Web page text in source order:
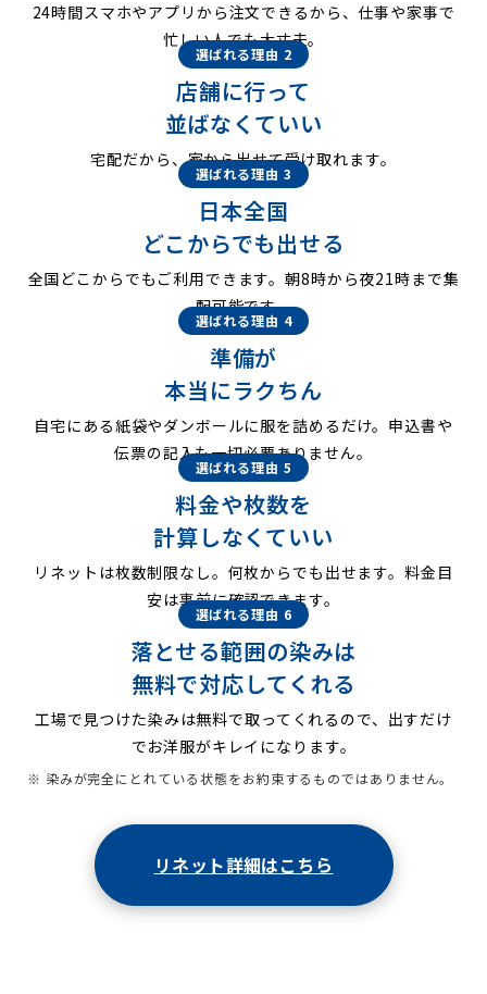
24時間スマホやアプリから注文できるから、仕事や家事で
忙しい人でも大丈夫。
選ばれる理由 2
店舗に行って
並ばなくていい
宅配だから、家から出せて受け取れます。
選ばれる理由 3
日本全国
どこからでも出せる
全国どこからでもご利用できます。朝8時から夜21時まで集
配可能です。
選ばれる理由 4
準備が
本当にラクちん
自宅にある紙袋やダンボールに服を詰めるだけ。申込書や
伝票の記入も一切必要ありません。
選ばれる理由 5
料金や枚数を
計算しなくていい
リネットは枚数制限なし。何枚からでも出せます。料金目
安は事前に確認できます。
選ばれる理由 6
落とせる範囲の染みは
無料で対応してくれる
工場で見つけた染みは無料で取ってくれるので、出すだけ
でお洋服がキレイになります。
※ 染みが完全にとれている状態をお約束するものではありません。
リネット詳細はこちら